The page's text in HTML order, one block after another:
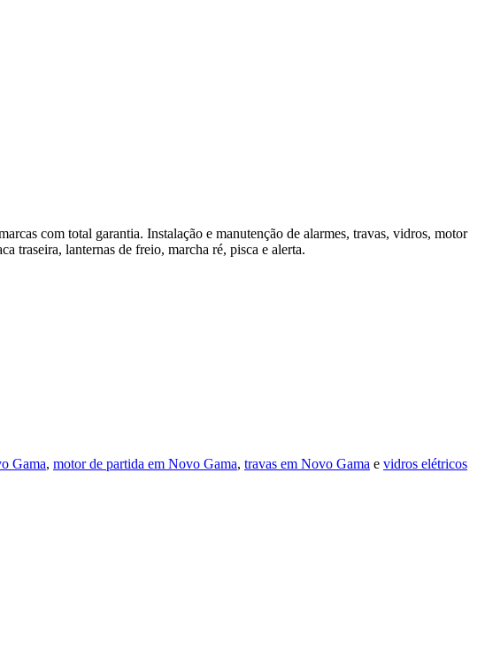
com total garantia. Instalação e manutenção de alarmes, travas, vidros, motor
traseira, lanternas de freio, marcha ré, pisca e alerta.
Gama, motor de partida em Novo Gama, travas em Novo Gama e vidros elétricos